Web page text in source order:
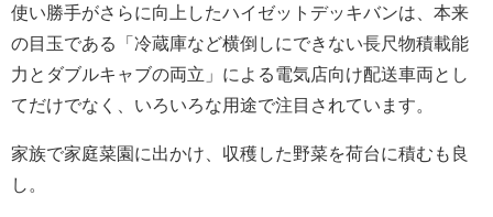
使い勝手がさらに向上したハイゼットデッキバンは、本来
の目玉である「冷蔵庫など横倒しにできない長尺物積載能
力とダブルキャブの両立」による電気店向け配送車両とし
てだけでなく、いろいろな用途で注目されています。
家族で家庭菜園に出かけ、収穫した野菜を荷台に積むも良
し。